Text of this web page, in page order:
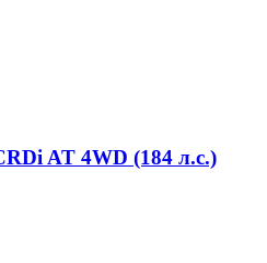
AT 4WD (184 л.с.)